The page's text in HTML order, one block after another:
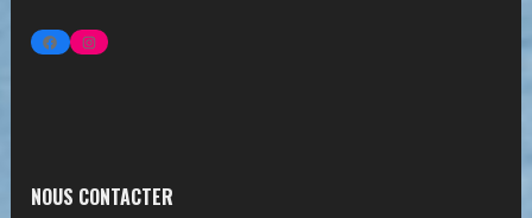
FACEBOOKINSTAGRAM
NOUS CONTACTER